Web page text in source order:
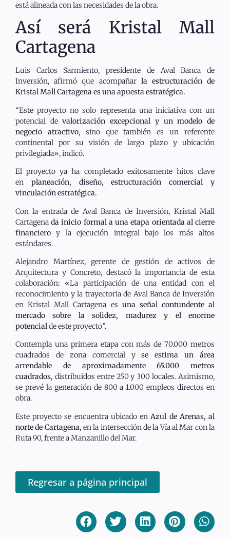
está alineada con las necesidades de la obra.
Así será Kristal Mall
Cartagena
Luis Carlos Sarmiento, presidente de Aval Banca de
Inversión, afirmó que acompañarla estructuración de
Kristal Mall Cartagena es una apuesta estratégica.
“Este proyecto no solo representa una iniciativa con un
potencial devalorización excepcional y un modelo de
negocio atractivo, sino que también es un referente
continental por su visión de largo plazo y ubicación
privilegiada», indicó.
El proyecto ya ha completado exitosamente hitos clave
en planeación, diseño, estructuración comercial y
vinculación estratégica.
Con la entrada de Aval Banca de Inversión, Kristal Mall
Cartagenada inicio formal a una etapa orientada al cierre
financiero y la ejecución integral bajo los más altos
estándares.
Alejandro Martínez, gerente de gestión de activos de
Arquitectura y Concreto, destacó la importancia de esta
colaboración: «La participación de una entidad con el
reconocimiento y la trayectoria de Aval Banca de Inversión
en Kristal Mall Cartagena es una señal contundente al
mercado sobre la solidez, madurez y el enorme
potencialde este proyecto”.
Contempla una primera etapa con más de 70.000 metros
cuadrados de zona comercial yse estima un área
arrendable de aproximadamente 65.000 metros
cuadrados, distribuidos entre 250 y 300 locales. Asimismo,
se prevé la generación de 800 a 1.000 empleos directos en
obra.
Este proyecto se encuentra ubicado enAzul de Arenas, al
norte de Cartagena, en la intersección de la Vía al Mar con la
Ruta 90, frente a Manzanillo del Mar.
Regresar a página principal